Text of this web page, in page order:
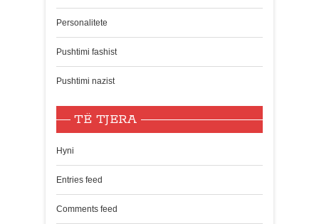
Personalitete
Pushtimi fashist
Pushtimi nazist
TË TJERA
Hyni
Entries feed
Comments feed